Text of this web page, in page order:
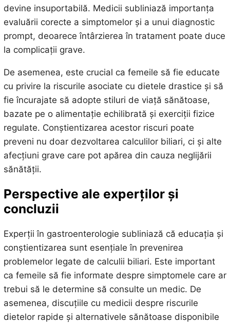
devine insuportabilă. Medicii subliniază importanța
evaluării corecte a simptomelor și a unui diagnostic
prompt, deoarece întârzierea în tratament poate duce
la complicații grave.
De asemenea, este crucial ca femeile să fie educate
cu privire la riscurile asociate cu dietele drastice și să
fie încurajate să adopte stiluri de viață sănătoase,
bazate pe o alimentație echilibrată și exerciții fizice
regulate. Conștientizarea acestor riscuri poate
preveni nu doar dezvoltarea calculilor biliari, ci și alte
afecțiuni grave care pot apărea din cauza neglijării
sănătății.
Perspective ale experților și
concluzii
Experții în gastroenterologie subliniază că educația și
conștientizarea sunt esențiale în prevenirea
problemelor legate de calculii biliari. Este important
ca femeile să fie informate despre simptomele care ar
trebui să le determine să consulte un medic. De
asemenea, discuțiile cu medicii despre riscurile
dietelor rapide și alternativele sănătoase disponibile